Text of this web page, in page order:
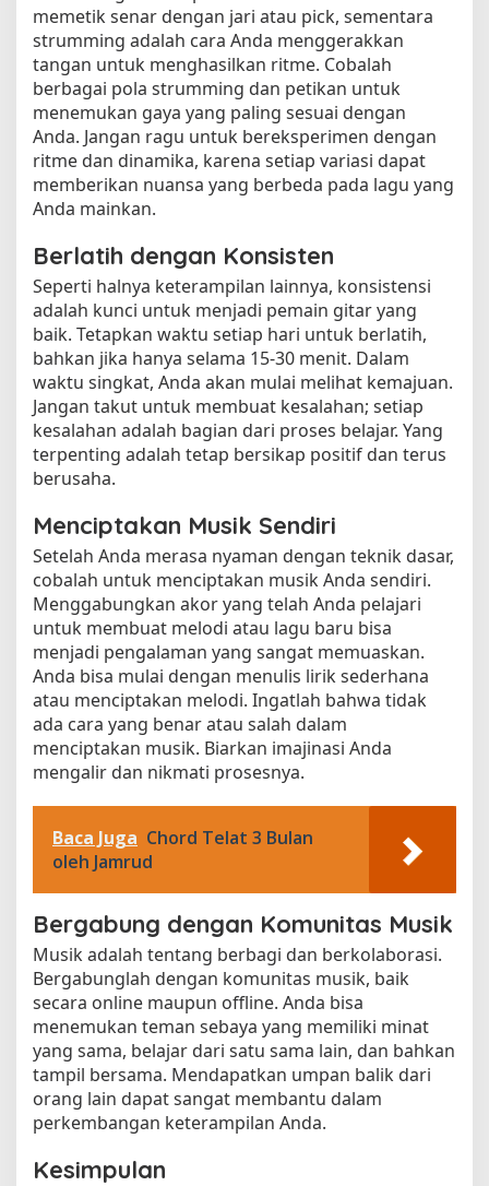
memetik senar dengan jari atau pick, sementara
strumming adalah cara Anda menggerakkan
tangan untuk menghasilkan ritme. Cobalah
berbagai pola strumming dan petikan untuk
menemukan gaya yang paling sesuai dengan
Anda. Jangan ragu untuk bereksperimen dengan
ritme dan dinamika, karena setiap variasi dapat
memberikan nuansa yang berbeda pada lagu yang
Anda mainkan.
Berlatih dengan Konsisten
Seperti halnya keterampilan lainnya, konsistensi
adalah kunci untuk menjadi pemain gitar yang
baik. Tetapkan waktu setiap hari untuk berlatih,
bahkan jika hanya selama 15-30 menit. Dalam
waktu singkat, Anda akan mulai melihat kemajuan.
Jangan takut untuk membuat kesalahan; setiap
kesalahan adalah bagian dari proses belajar. Yang
terpenting adalah tetap bersikap positif dan terus
berusaha.
Menciptakan Musik Sendiri
Setelah Anda merasa nyaman dengan teknik dasar,
cobalah untuk menciptakan musik Anda sendiri.
Menggabungkan akor yang telah Anda pelajari
untuk membuat melodi atau lagu baru bisa
menjadi pengalaman yang sangat memuaskan.
Anda bisa mulai dengan menulis lirik sederhana
atau menciptakan melodi. Ingatlah bahwa tidak
ada cara yang benar atau salah dalam
menciptakan musik. Biarkan imajinasi Anda
mengalir dan nikmati prosesnya.
Baca Juga Chord Telat 3 Bulan
oleh Jamrud
Bergabung dengan Komunitas Musik
Musik adalah tentang berbagi dan berkolaborasi.
Bergabunglah dengan komunitas musik, baik
secara online maupun offline. Anda bisa
menemukan teman sebaya yang memiliki minat
yang sama, belajar dari satu sama lain, dan bahkan
tampil bersama. Mendapatkan umpan balik dari
orang lain dapat sangat membantu dalam
perkembangan keterampilan Anda.
Kesimpulan